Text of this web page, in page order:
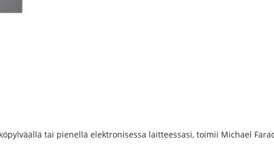
tai pienellä elektronisessa laitteessasi, toimii Michael